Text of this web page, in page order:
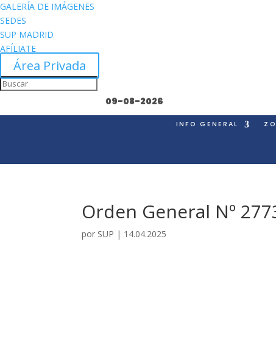
GALERÍA DE IMÁGENES
SEDES
SUP MADRID
AFÍLIATE
Área Privada
09-08-2026
INFO GENERAL
Orden General Nº
por SUP | 14.04.2025